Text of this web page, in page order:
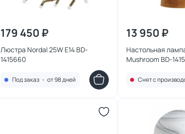
179 450 ₽
Люстра Nordal 25W E14 BD-
1415660
Под заказ • от 98 дней
13 950 ₽
Настольная
Mushroom BD-
Снят с